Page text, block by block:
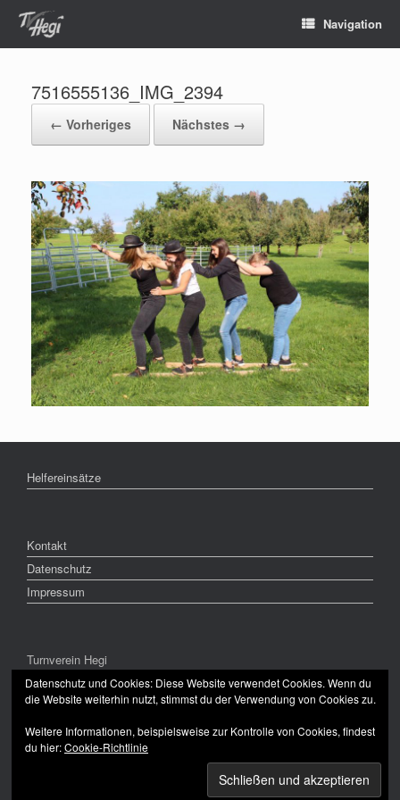
Navigation
7516555136_IMG_2394
← Vorheriges Nächstes →
Helfereinsätze
Kontakt
Datenschutz
Impressum
Turnverein Hegi
CH-8409 Winterthur
Datenschutz und Cookies: Diese Website verwendet Cookies. Wenn du
die Website weiterhin nutzt, stimmst du der Verwendung von Cookies zu.
Weitere Informationen, beispielsweise zur Kontrolle von Cookies, findest
du hier:Cookie-Richtlinie